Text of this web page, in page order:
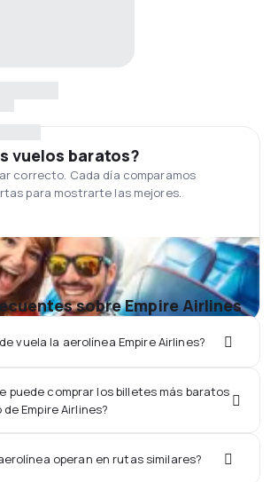
vuelos baratos?
correcto. Cada día comparamos
para mostrarte las mejores.
sobre Empire Airlines
vuela la aerolínea Empire Airlines?
puede comprar los billetes más baratos
Empire Airlines?
operan en rutas similares?